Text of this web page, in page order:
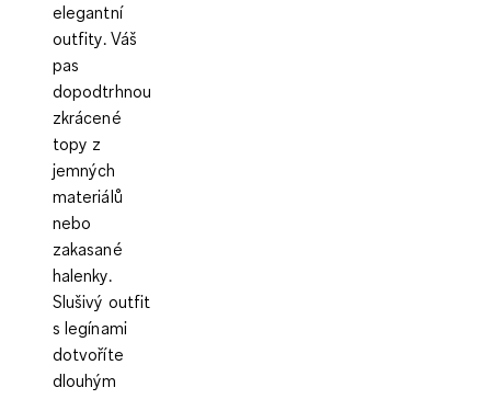
elegantní
outfity. Váš
pas
dopodtrhnou
zkrácené
topy z
jemných
materiálů
nebo
zakasané
halenky.
Slušivý outfit
s legínami
dotvoříte
dlouhým